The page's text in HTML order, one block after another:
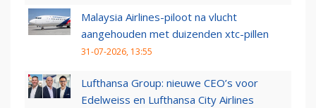
Malaysia Airlines-piloot na vlucht
aangehouden met duizenden xtc-pillen
31-07-2026, 13:55
Lufthansa Group: nieuwe CEO’s voor
Edelweiss en Lufthansa City Airlines